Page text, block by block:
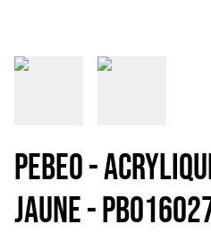
PEBEO -
JAUNE -